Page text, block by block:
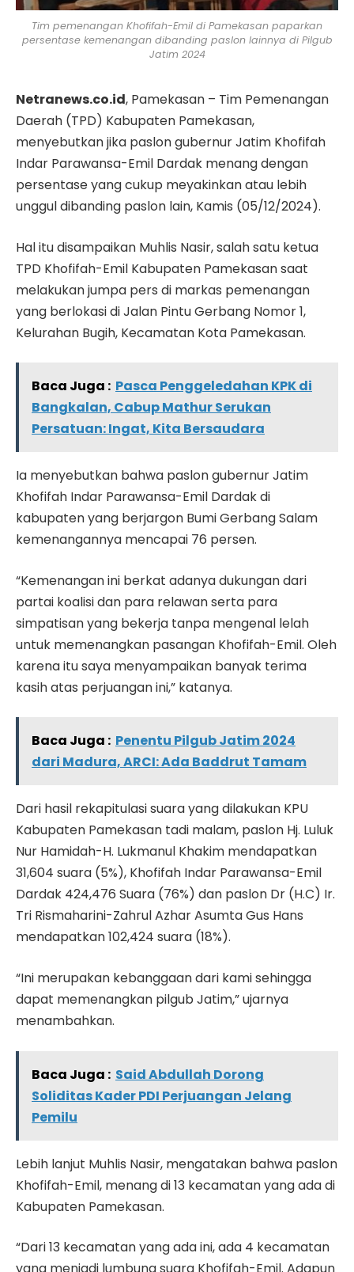
Tim pemenangan Khofifah-Emil di Pamekasan paparkan
persentase kemenangan dibanding paslon lainnya di Pilgub
Jatim 2024
Netranews.co.id, Pamekasan – Tim Pemenangan
Daerah (TPD) Kabupaten Pamekasan,
menyebutkan jika paslon gubernur Jatim Khofifah
Indar Parawansa-Emil Dardak menang dengan
persentase yang cukup meyakinkan atau lebih
unggul dibanding paslon lain, Kamis (05/12/2024).
Hal itu disampaikan Muhlis Nasir, salah satu ketua
TPD Khofifah-Emil Kabupaten Pamekasan saat
melakukan jumpa pers di markas pemenangan
yang berlokasi di Jalan Pintu Gerbang Nomor 1,
Kelurahan Bugih, Kecamatan Kota Pamekasan.
Baca Juga : Pasca Penggeledahan KPK di
Bangkalan, Cabup Mathur Serukan
Persatuan: Ingat, Kita Bersaudara
Ia menyebutkan bahwa paslon gubernur Jatim
Khofifah Indar Parawansa-Emil Dardak di
kabupaten yang berjargon Bumi Gerbang Salam
kemenangannya mencapai 76 persen.
“Kemenangan ini berkat adanya dukungan dari
partai koalisi dan para relawan serta para
simpatisan yang bekerja tanpa mengenal lelah
untuk memenangkan pasangan Khofifah-Emil. Oleh
karena itu saya menyampaikan banyak terima
kasih atas perjuangan ini,” katanya.
Baca Juga : Penentu Pilgub Jatim 2024
dari Madura, ARCI: Ada Baddrut Tamam
Dari hasil rekapitulasi suara yang dilakukan KPU
Kabupaten Pamekasan tadi malam, paslon Hj. Luluk
Nur Hamidah-H. Lukmanul Khakim mendapatkan
31,604 suara (5%), Khofifah Indar Parawansa-Emil
Dardak 424,476 Suara (76%) dan paslon Dr (H.C) Ir.
Tri Rismaharini-Zahrul Azhar Asumta Gus Hans
mendapatkan 102,424 suara (18%).
“Ini merupakan kebanggaan dari kami sehingga
dapat memenangkan pilgub Jatim,” ujarnya
menambahkan.
Baca Juga : Said Abdullah Dorong
Soliditas Kader PDI Perjuangan Jelang
Pemilu
Lebih lanjut Muhlis Nasir, mengatakan bahwa paslon
Khofifah-Emil, menang di 13 kecamatan yang ada di
Kabupaten Pamekasan.
“Dari 13 kecamatan yang ada ini, ada 4 kecamatan